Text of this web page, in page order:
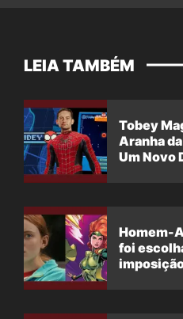
LEIA TAMBÉM
Tobey
Aranha
Um Novo
Homem-
foi